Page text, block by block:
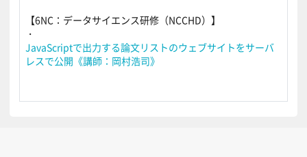
【6NC：データサイエンス研修（NCCHD）】
・
JavaScriptで出力する論文リストのウェブサイトをサーバ
レスで公開《講師：岡村浩司》